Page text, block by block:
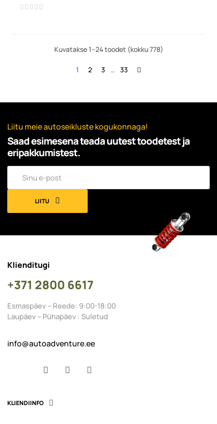
Kuvatakse 1–24 toodet (kokku 778)
1 2 3 … 33
Liitu meie autoseikluste kogukonnaga!
Saad esimesena teada uutest toodetest ja
eripakkumistest.
LIITU
Klienditugi
+371 2800 6617
Esmaspäev – Reede: 9:00-18:00
Laupäev – Pühapäev : Suletud
info@autoadventure.ee
KLIENDIINFO 
FacebookYouTube